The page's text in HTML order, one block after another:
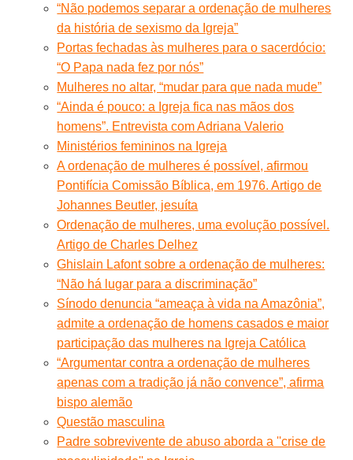
“Não podemos separar a ordenação de mulheres
da história de sexismo da Igreja”
Portas fechadas às mulheres para o sacerdócio:
“O Papa nada fez por nós”
Mulheres no altar, “mudar para que nada mude”
“Ainda é pouco: a Igreja fica nas mãos dos
homens”. Entrevista com Adriana Valerio
Ministérios femininos na Igreja
A ordenação de mulheres é possível, afirmou
Pontifícia Comissão Bíblica, em 1976. Artigo de
Johannes Beutler, jesuíta
Ordenação de mulheres, uma evolução possível.
Artigo de Charles Delhez
Ghislain Lafont sobre a ordenação de mulheres:
“Não há lugar para a discriminação”
Sínodo denuncia “ameaça à vida na Amazônia”,
admite a ordenação de homens casados e maior
participação das mulheres na Igreja Católica
“Argumentar contra a ordenação de mulheres
apenas com a tradição já não convence”, afirma
bispo alemão
Questão masculina
Padre sobrevivente de abuso aborda a ''crise de